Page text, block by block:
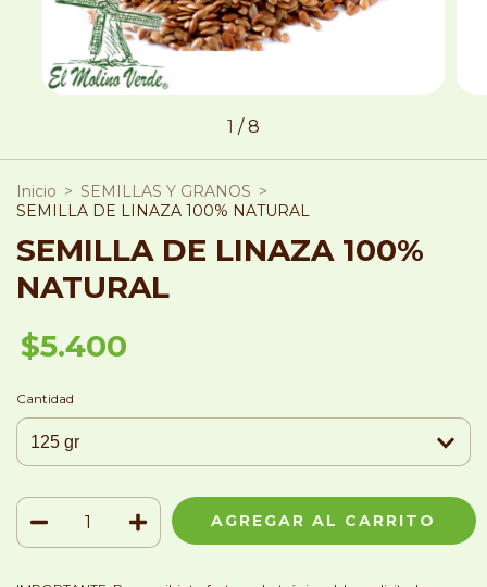
1 /8
Inicio > SEMILLAS Y GRANOS >
SEMILLA DE LINAZA 100% NATURAL
SEMILLA DE LINAZA 100%
NATURAL
$5.400
Cantidad